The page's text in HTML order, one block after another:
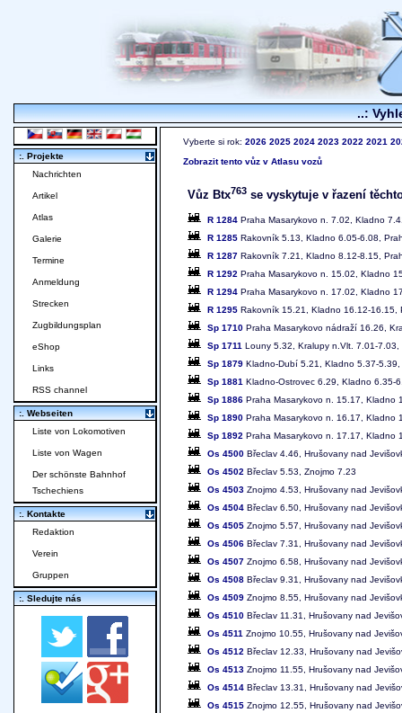
..:
Vyberte si rok: 2026 2025 2024 2023 2022 2021
Zobrazit tento vůz v Atlasu vozů
Vůz Btx763 se vyskytuje v řazení
R 1284 Praha Masarykovo n. 7.02, Kladno
R 1285 Rakovník 5.13, Kladno 6.05-6.08,
R 1287 Rakovník 7.21, Kladno 8.12-8.15,
R 1292 Praha Masarykovo n. 15.02, Kladno
R 1294 Praha Masarykovo n. 17.02, Kladno
R 1295 Rakovník 15.21, Kladno 16.12-16.15,
Sp 1710 Praha Masarykovo nádraží 16.26,
Sp 1711 Louny 5.32, Kralupy n.Vlt. 7.01-
Sp 1879 Kladno-Dubí 5.21, Kladno 5.37-
Sp 1881 Kladno-Ostrovec 6.29, Kladno 6.35-
Sp 1886 Praha Masarykovo n. 15.17, Kladno
Sp 1890 Praha Masarykovo n. 16.17, Kladno
Sp 1892 Praha Masarykovo n. 17.17, Kladno
Os 4500 Břeclav 4.46, Hrušovany nad
Os 4502 Břeclav 5.53, Znojmo 7.23
Os 4503 Znojmo 4.53, Hrušovany nad
Os 4504 Břeclav 6.50, Hrušovany nad
Os 4505 Znojmo 5.57, Hrušovany nad
Os 4506 Břeclav 7.31, Hrušovany nad
Os 4507 Znojmo 6.58, Hrušovany nad
Os 4508 Břeclav 9.31, Hrušovany nad
Os 4509 Znojmo 8.55, Hrušovany nad
Os 4510 Břeclav 11.31, Hrušovany nad
Os 4511 Znojmo 10.55, Hrušovany nad
Os 4512 Břeclav 12.33, Hrušovany nad
Os 4513 Znojmo 11.55, Hrušovany nad
Os 4514 Břeclav 13.31, Hrušovany nad
Os 4515 Znojmo 12.55, Hrušovany nad
:. Projekte
Nachrichten
Artikel
Atlas
Galerie
Termine
Anmeldung
Strecken
Zugbildungsplan
eShop
Links
RSS channel
:. Webseiten
Liste von Lokomotiven
Liste von Wagen
Der schönste Bahnhof
Tschechiens
:. Kontakte
Redaktion
Verein
Gruppen
:. Sledujte nás